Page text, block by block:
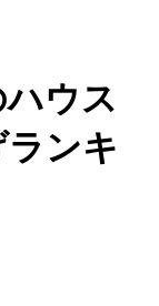
ウス
ンキ